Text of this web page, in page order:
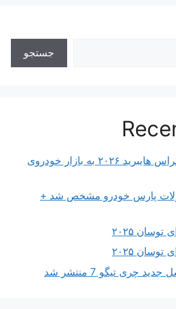
جستجو
ورود تویوتا کرولا کراس هایبرید ۲۰۲۶ به بازار خودروی
پارس خودرو مشخص شد +
۲۰۲۵
۲۰۲۵
چری تیگو 7 منتشر شد